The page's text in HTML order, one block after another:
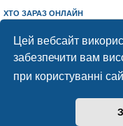
Цей вебсайт
забезпечити вам
при користуванні
ХТО ЗАРАЗ ОНЛАЙН
Херсонський форум
Працює на
«Херсонський форум» –